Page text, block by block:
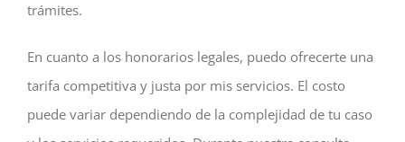
trámites.
En cuanto a los honorarios legales, puedo ofrecerte una
tarifa competitiva y justa por mis servicios. El costo
puede variar dependiendo de la complejidad de tu caso